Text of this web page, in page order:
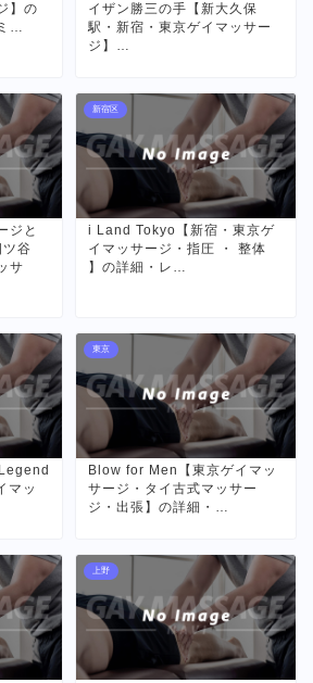
】の
…
イザン勝三の手【新大久保
駅・新宿・東京ゲイマッサー
ジ】…
ジと
谷
サ
新宿区
i Land Tokyo【新宿・東京ゲ
イマッサージ・指圧 ・ 整体
】の詳細・レ…
マッ
東京
Blow for Men【東京ゲイマッ
サージ・タイ古式マッサー
ジ・出張】の詳細・…
上野